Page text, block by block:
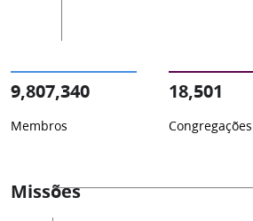
9,807,340
Membros
18,501
Congregações
Missões